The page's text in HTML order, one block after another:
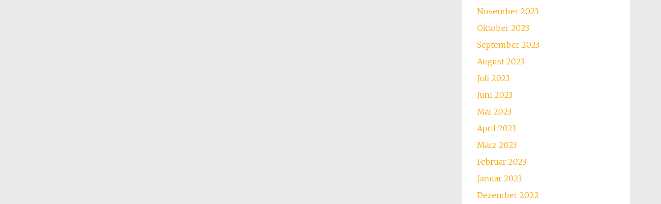
November 2023
Oktober 2023
September 2023
August 2023
Juli 2023
Juni 2023
Mai 2023
April 2023
März 2023
Februar 2023
Januar 2023
Dezember 2022